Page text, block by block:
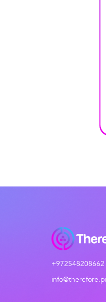
+972548208662